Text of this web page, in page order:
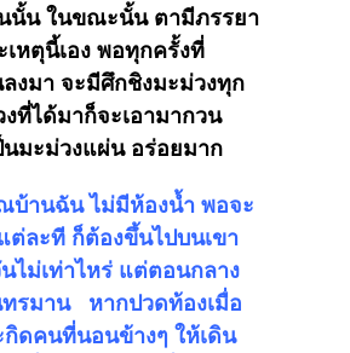
นั้น ในขณะนั้น ตามีภรรยา
เหตุนี้เอง พอทุกครั้งที่
งมา จะมีศึกชิงมะม่วงทุก
ที่ได้มาก็จะเอามากวน
นมะม่วงแผ่น อร่อยมาก
บ้านฉัน ไม่มีห้องน้ำ พอจะ
ต่ละที ก็ต้องขึ้นไปบนเขา
ไม่เท่าไหร่ แต่ตอนกลาง
รมาน หากปวดท้องเมื่อ
กิดคนที่นอนข้างๆ ให้เดิน